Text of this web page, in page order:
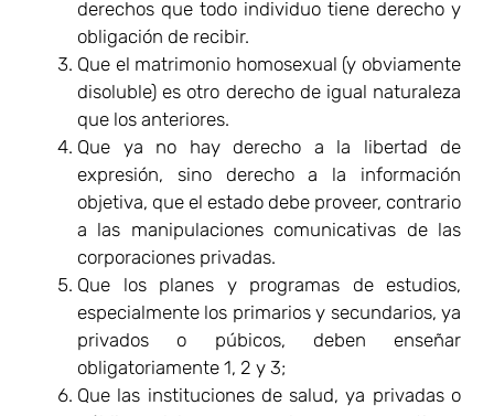
derechos que todo individuo tiene derecho y
obligación de recibir.
Que el matrimonio homosexual (y obviamente
disoluble) es otro derecho de igual naturaleza
que los anteriores.
Que ya no hay derecho a la libertad de
expresión, sino derecho a la información
objetiva, que el estado debe proveer, contrario
a las manipulaciones comunicativas de las
corporaciones privadas.
Que los planes y programas de estudios,
especialmente los primarios y secundarios, ya
privados o púbicos, deben enseñar
obligatoriamente 1, 2 y 3;
Que las instituciones de salud, ya privadas o